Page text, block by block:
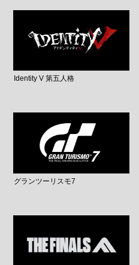
Identity V 第五人格
グランツーリスモ7